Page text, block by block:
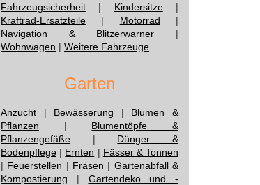
Fahrzeugsicherheit | Kindersitze|
Kraftrad-Ersatzteile | Motorrad |
Navigation & Blitzerwarner |
Wohnwagen | Weitere Fahrzeuge
Garten
Anzucht | Bewässerung | Blumen &
Pflanzen | Blumentöpfe &
Pflanzengefäße | Dünger &
Bodenpflege | Ernten | Fässer & Tonnen
| Feuerstellen | Fräsen | Gartenabfall &
Kompostierung | Gartendeko und -